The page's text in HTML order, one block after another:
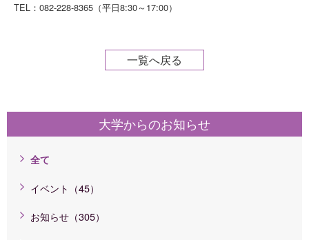
TEL：082-228-8365（平日8:30～17:00）
一覧へ戻る
大学からのお知らせ
全て
イベント（45）
お知らせ（305）